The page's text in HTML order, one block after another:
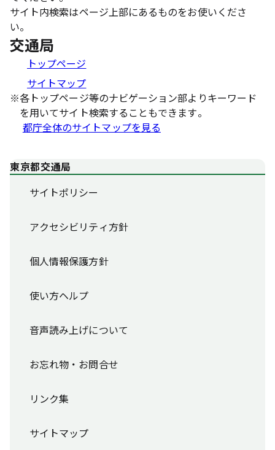
サイト内検索はページ上部にあるものをお使いくださ
い。
交通局
トップページ
サイトマップ
※各トップページ等のナビゲーション部よりキーワード
を用いてサイト検索することもできます。
都庁全体のサイトマップを見る
東京都交通局
サイトポリシー
アクセシビリティ方針
個人情報保護方針
使い方ヘルプ
音声読み上げについて
お忘れ物・お問合せ
リンク集
サイトマップ